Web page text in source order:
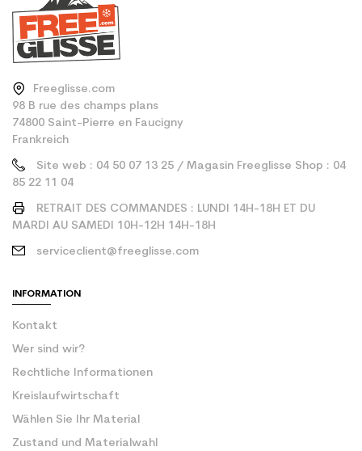
Freeglisse.com
98 B rue des champs plans
74800 Saint-Pierre en Faucigny
Frankreich
Site web : 04 50 07 13 25 / Magasin Freeglisse Shop : 04
85 22 11 04
RETRAIT DES COMMANDES : LUNDI 14H-18H ET DU
MARDI AU SAMEDI 10H-12H 14H-18H
serviceclient@freeglisse.com
INFORMATION
Kontakt
Wer sind wir?
Rechtliche Informationen
Kreislaufwirtschaft
Wählen Sie Ihr Material
Zustand und Materialwahl